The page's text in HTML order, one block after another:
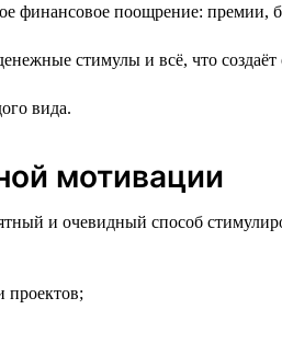
финансовое поощрение: премии,
стимулы и всё, что
вида.
мотивации
и очевидный способ
проектов;